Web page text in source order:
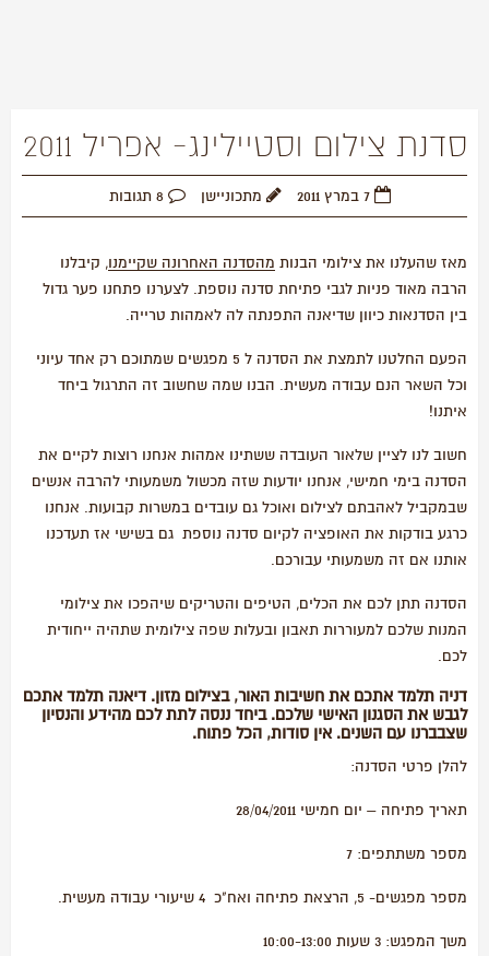
סדנת צילום וסטיילינג- אפריל 2011
מתכוניישן
מאז שהעלנו את צילומי הבנות מהסדנה האחרונה שקיימנו, קיבלנו
הרבה מאוד פניות לגבי פתיחת סדנה נוספת. לצערנו פתחנו פער גדול
בין הסדנאות כיוון שדיאנה התפנתה לה לאמהות טרייה.
הפעם החלטנו לתמצת את הסדנה ל 5 מפגשים שמתוכם רק אחד עיוני
וכל השאר הנם עבודה מעשית. הבנו שמה שחשוב זה התרגול ביחד
איתנו!
חשוב לנו לציין שלאור העובדה ששתינו אמהות אנחנו רוצות לקיים את
הסדנה בימי חמישי, אנחנו יודעות שזה מכשול משמעותי להרבה אנשים
שבמקביל לאהבתם לצילום ואוכל גם עובדים במשרות קבועות. אנחנו
כרגע בודקות את האופציה לקיום סדנה נוספת גם בשישי אז תעדכנו
אותנו אם זה משמעותי עבורכם.
הסדנה תתן לכם את הכלים, הטיפים והטריקים שיהפכו את צילומי
המנות שלכם למעוררות תאבון ובעלות שפה צילומית שתהיה ייחודית
לכם.
דניה תלמד אתכם את חשיבות האור, בצילום מזון. דיאנה תלמד אתכם
לגבש את הסגנון האישי שלכם. ביחד ננסה לתת לכם מהידע והנסיון
שצבברנו עם השנים. אין סודות, הכל פתוח.
להלן פרטי הסדנה:
תאריך פתיחה – יום חמישי 28/04/2011
מספר משתתפים: 7
מספר מפגשים- 5, הרצאת פתיחה ואח"כ 4 שיעורי עבודה מעשית.
משך המפגש: 3 שעות 10:00-13:00